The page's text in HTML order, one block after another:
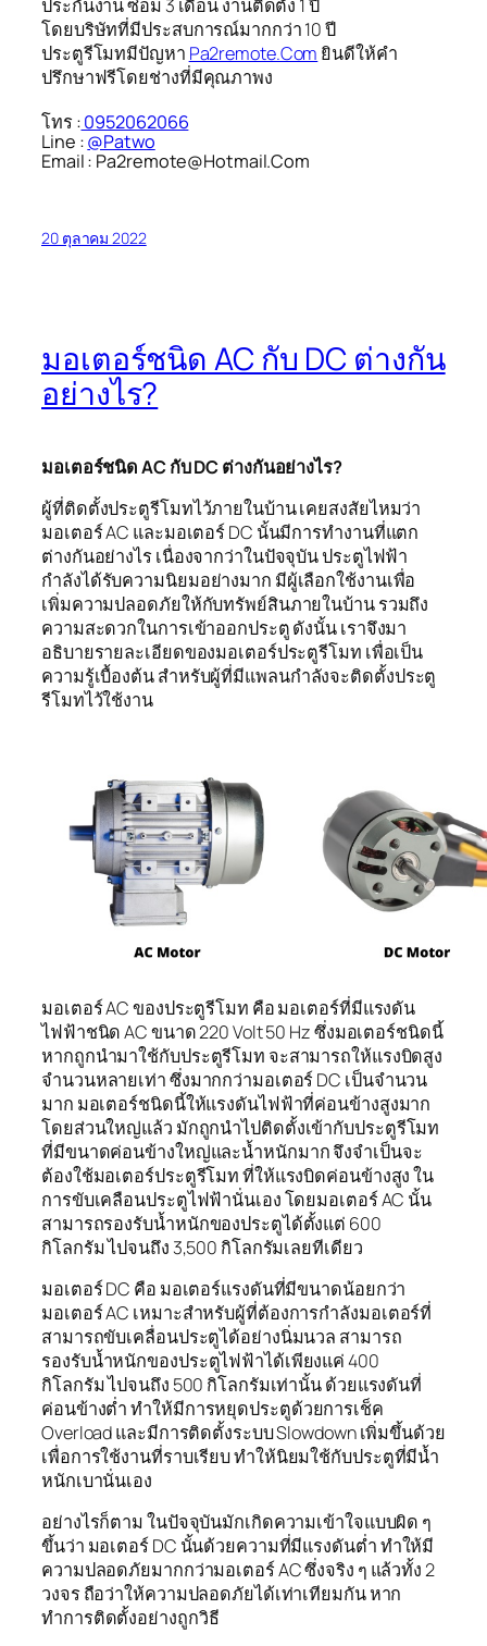
ประกันงาน ซ่อม 3 เดือน งานติดตั้ง 1 ปี
โดยบริษัทที่มีประสบการณ์มากกว่า 10 ปี
ประตูรีโมทมีปัญหา Pa2remote.Com ยินดีให้คำ
ปรึกษาฟรีโดยช่างที่มีคุณภาพง
โทร :0952062066
Line :@Patwo
Email : Pa2remote@Hotmail.Com
20 ตุลาคม 2022
มอเตอร์ชนิด AC กับ DC ต่างกัน
อย่างไร?
มอเตอร์ชนิด AC กับ DC ต่างกันอย่างไร?
ผู้ที่ติดตั้งประตูรีโมทไว้ภายในบ้าน เคยสงสัยไหมว่า
มอเตอร์ AC และมอเตอร์ DC นั้นมีการทำงานที่แตก
ต่างกันอย่างไร เนื่องจากว่าในปัจจุบัน ประตูไฟฟ้า
กำลังได้รับความนิยมอย่างมาก มีผู้เลือกใช้งานเพื่อ
เพิ่มความปลอดภัยให้กับทรัพย์สินภายในบ้าน รวมถึง
ความสะดวกในการเข้าออกประตู ดังนั้น เราจึงมา
อธิบายรายละเอียดของมอเตอร์ประตูรีโมท เพื่อเป็น
ความรู้เบื้องต้น สำหรับผู้ที่มีแพลนกำลังจะติดตั้งประตู
รีโมทไว้ใช้งาน
มอเตอร์ AC ของประตูรีโมท คือ มอเตอร์ที่มีแรงดัน
ไฟฟ้าชนิด AC ขนาด 220 Volt 50 Hz ซึ่งมอเตอร์ชนิดนี้
หากถูกนำมาใช้กับประตูรีโมท จะสามารถให้แรงบิดสูง
จำนวนหลายเท่า ซึ่งมากกว่ามอเตอร์ DC เป็นจำนวน
มาก มอเตอร์ชนิดนี้ให้แรงดันไฟฟ้าที่ค่อนข้างสูงมาก
โดยส่วนใหญ่แล้ว มักถูกนำไปติดตั้งเข้ากับประตูรีโมท
ที่มีขนาดค่อนข้างใหญ่และน้ำหนักมาก จึงจำเป็นจะ
ต้องใช้มอเตอร์ประตูรีโมท ที่ให้แรงบิดค่อนข้างสูง ใน
การขับเคลือนประตูไฟฟ้านั่นเอง โดยมอเตอร์ AC นั้น
สามารถรองรับน้ำหนักของประตูได้ตั้งแต่ 600
กิโลกรัม ไปจนถึง 3,500 กิโลกรัมเลยทีเดียว
มอเตอร์ DC คือ มอเตอร์แรงดันที่มีขนาดน้อยกว่า
มอเตอร์ AC เหมาะสำหรับผู้ที่ต้องการกำลังมอเตอร์ที่
สามารถขับเคลื่อนประตูได้อย่างนิ่มนวล สามารถ
รองรับน้ำหนักของประตูไฟฟ้าได้เพียงแค่ 400
กิโลกรัม ไปจนถึง 500 กิโลกรัมเท่านั้น ด้วยแรงดันที่
ค่อนข้างต่ำ ทำให้มีการหยุดประตูด้วยการเช็ค
Overload และมีการติดตั้งระบบ Slowdown เพิ่มขึ้นด้วย
เพื่อการใช้งานที่ราบเรียบ ทำให้นิยมใช้กับประตูที่มีน้ำ
หนักเบานั่นเอง
อย่างไรก็ตาม ในปัจจุบันมักเกิดความเข้าใจแบบผิด ๆ
ขึ้นว่า มอเตอร์ DC นั้นด้วยความที่มีแรงดันต่ำ ทำให้มี
ความปลอดภัยมากกว่ามอเตอร์ AC ซึ่งจริง ๆ แล้วทั้ง 2
วงจร ถือว่าให้ความปลอดภัยได้เท่าเทียมกัน หาก
ทำการติดตั้งอย่างถูกวิธี